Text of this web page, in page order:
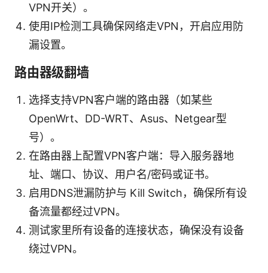
VPN开关）。
使用IP检测工具确保网络走VPN，开启应用防
漏设置。
路由器级翻墙
选择支持VPN客户端的路由器（如某些
OpenWrt、DD-WRT、Asus、Netgear型
号）。
在路由器上配置VPN客户端：导入服务器地
址、端口、协议、用户名/密码或证书。
启用DNS泄漏防护与 Kill Switch，确保所有设
备流量都经过VPN。
测试家里所有设备的连接状态，确保没有设备
绕过VPN。